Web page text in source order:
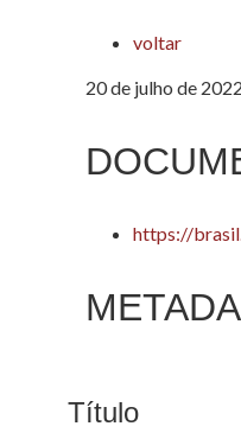
voltar
20 de julho de 2022
https://
Título